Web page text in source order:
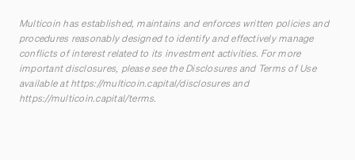
Multicoin has established, maintains and enforces written policies and
procedures reasonably designed to identify and effectively manage
conflicts of interest related to its investment activities. For more
important disclosures, please see the Disclosures and Terms of Use
available athttps://multicoin.capital/disclosuresand
https://multicoin.capital/terms.